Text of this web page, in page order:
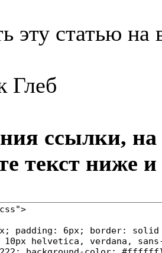
эту статью на
Глеб
ссылки,
текст ниже